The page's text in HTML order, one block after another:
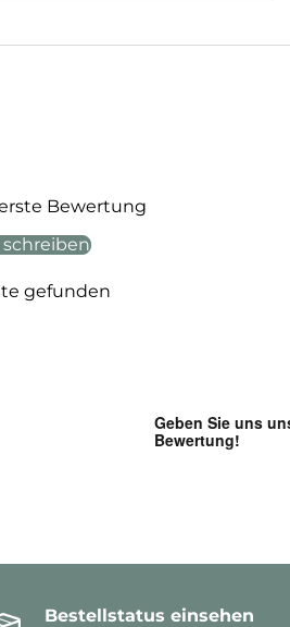
Bewertung
gefunden
Bestellstatus einsehen